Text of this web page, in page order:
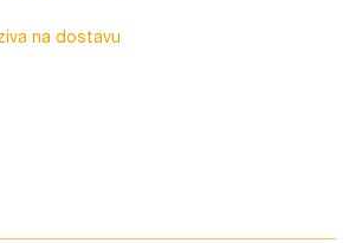
na dostavu